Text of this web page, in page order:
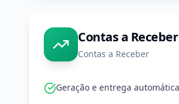
Contas a Receber
Contas a Receber
Geração e entrega